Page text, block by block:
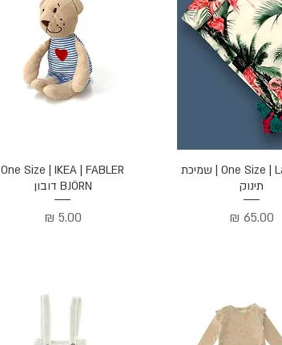
תצוגה מהירהOne Size | La Millou | שמיכת
תינוק
מחיר
תצוגה מהירה
One Size | IKEA | FABLER
BJÖRN דובון
מחיר